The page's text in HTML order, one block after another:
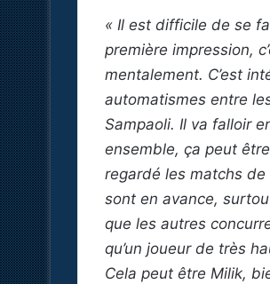
« Il est difficile de se
première impression,
mentalement. C’est
automatismes entre
Sampaoli. Il va falloir
ensemble, ça peut
regardé les matchs
sont en avance,
que les autres
qu’un joueur de très
Cela peut être Milik,